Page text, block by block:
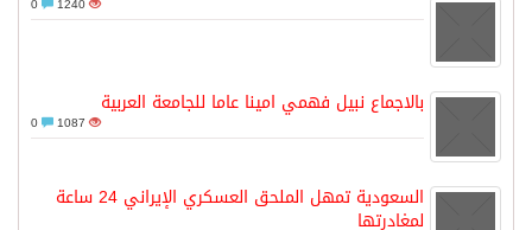
بالاجماع نبيل فهمي امينا عاما للجامعة العربية
1087
السعودية تمهل الملحق العسكري الإيراني 24 ساعة
لمغادرتها